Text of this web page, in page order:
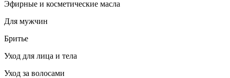
Эфирные и косметические масла
Для мужчин
Бритье
Уход для лица и тела
Уход за волосами